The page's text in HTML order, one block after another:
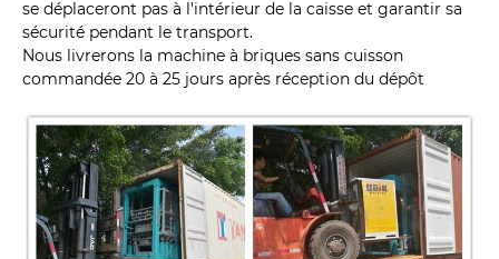
se déplaceront pas à l'intérieur de la caisse et garantir sa
sécurité pendant le transport.
Nous livrerons la machine à briques sans cuisson
commandée 20 à 25 jours après réception du dépôt